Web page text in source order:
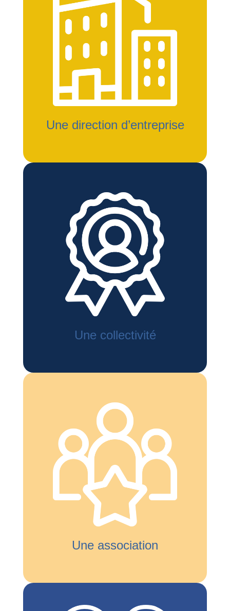
Une direction d’entreprise
Une collectivité
Une association